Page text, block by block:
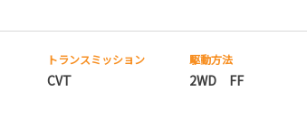
トランスミッション
CVT
駆動方法
2WD FF